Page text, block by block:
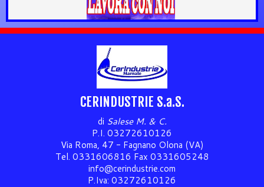
CERINDUSTRIE S.a.S.
di Salese M. & C.
P.I. 03272610126
Via Roma, 47 - Fagnano Olona (VA)
Tel. 0331606816 Fax 0331605248
info@cerindustrie.com
P.Iva: 03272610126